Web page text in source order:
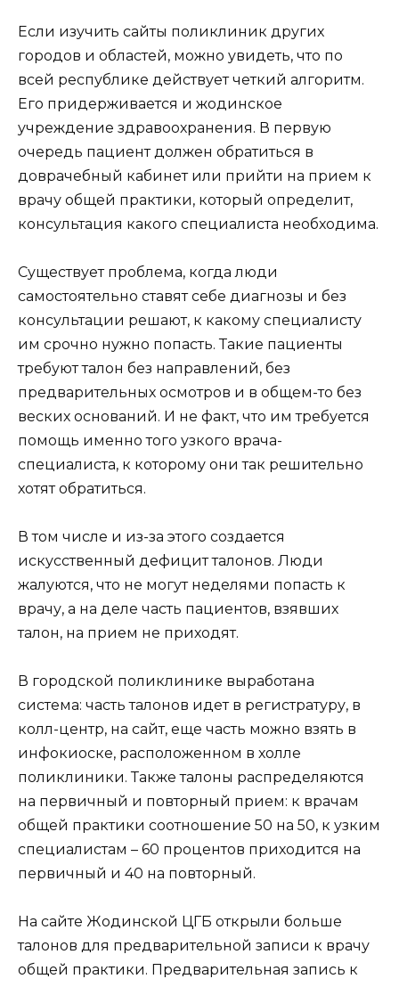
Если изучить сайты поликлиник других
городов и областей, можно увидеть, что по
всей республике действует четкий алгоритм.
Его придерживается и жодинское
учреждение здравоохранения. В первую
очередь пациент должен обратиться в
доврачебный кабинет или прийти на прием к
врачу общей практики, который определит,
консультация какого специалиста необходима.
Существует проблема, когда люди
самостоятельно ставят себе диагнозы и без
консультации решают, к какому специалисту
им срочно нужно попасть. Такие пациенты
требуют талон без направлений, без
предварительных осмотров и в общем-то без
веских оснований. И не факт, что им требуется
помощь именно того узкого врача-
специалиста, к которому они так решительно
хотят обратиться.
В том числе и из-за этого создается
искусственный дефицит талонов. Люди
жалуются, что не могут неделями попасть к
врачу, а на деле часть пациентов, взявших
талон, на прием не приходят.
В городской поликлинике выработана
система: часть талонов идет в регистратуру, в
колл-центр, на сайт, еще часть можно взять в
инфокиоске, расположенном в холле
поликлиники. Также талоны распределяются
на первичный и повторный прием: к врачам
общей практики соотношение 50 на 50, к узким
специалистам – 60 процентов приходится на
первичный и 40 на повторный.
На сайте Жодинской ЦГБ открыли больше
талонов для предварительной записи к врачу
общей практики. Предварительная запись к